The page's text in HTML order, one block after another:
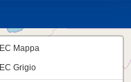
EC Mappa
EC Grigio